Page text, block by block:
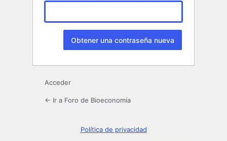
Acceder
← Ir a Foro de Bioeconomía
Política de privacidad